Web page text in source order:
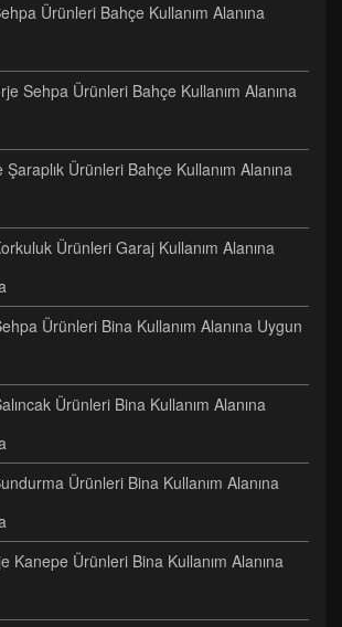
Ürünleri Bahçe Kullanım Alanına
Sehpa Ürünleri Bahçe Kullanım Alanına
Ürünleri Bahçe Kullanım Alanına
Ürünleri Garaj Kullanım Alanına
Ürünleri Bina Kullanım Alanına Uygun
Ürünleri Bina Kullanım Alanına
Ürünleri Bina Kullanım Alanına
Kanepe Ürünleri Bina Kullanım Alanına